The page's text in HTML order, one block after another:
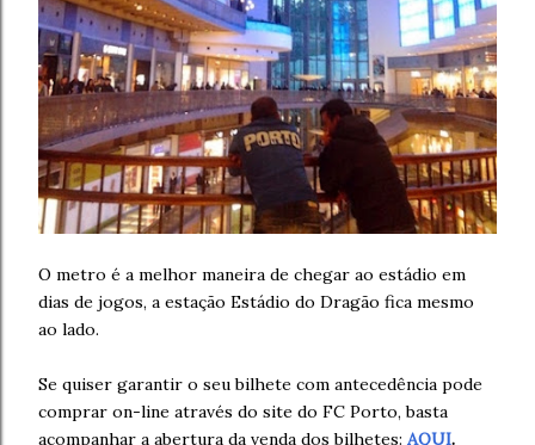
O metro é a melhor maneira de chegar ao estádio em
dias de jogos, a estação Estádio do Dragão fica mesmo
ao lado.
Se quiser garantir o seu bilhete com antecedência pode
comprar on-line através do site do FC Porto, basta
acompanhar a abertura da venda dos bilhetes: AQUI.